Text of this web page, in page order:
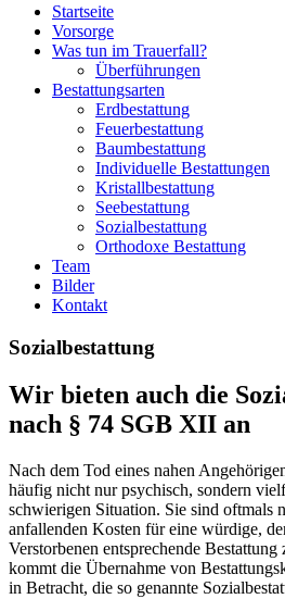
Startseite
Vorsorge
Was tun im Trauerfall?
Überführungen
Bestattungsarten
Erdbestattung
Feuerbestattung
Baumbestattung
Individuelle Bestattungen
Kristallbestattung
Seebestattung
Sozialbestattung
Orthodoxe Bestattung
Team
Bilder
Kontakt
Sozialbestattung
Wir bieten auch die
nach § 74 SGB XII an
Nach dem Tod eines nahen
häufig nicht nur psychisch, sondern
schwierigen Situation. Sie sind oftmals
anfallenden Kosten für eine würdige,
Verstorbenen entsprechende
kommt die Übernahme von
in Betracht, die so genannte